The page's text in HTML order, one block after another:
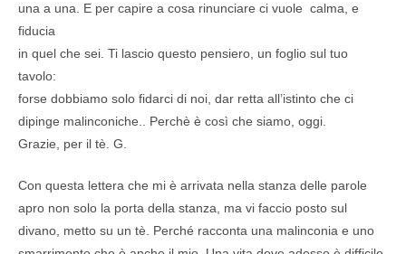
una a una. E per capire a cosa rinunciare ci vuole calma, e
fiducia
in quel che sei. Ti lascio questo pensiero, un foglio sul tuo
tavolo:
forse dobbiamo solo fidarci di noi, dar retta all’istinto che ci
dipinge malinconiche.. Perchè è così che siamo, oggi.
Grazie, per il tè. G.
Con questa lettera che mi è arrivata nella stanza delle parole
apro non solo la porta della stanza, ma vi faccio posto sul
divano, metto su un tè. Perché racconta una malinconia e uno